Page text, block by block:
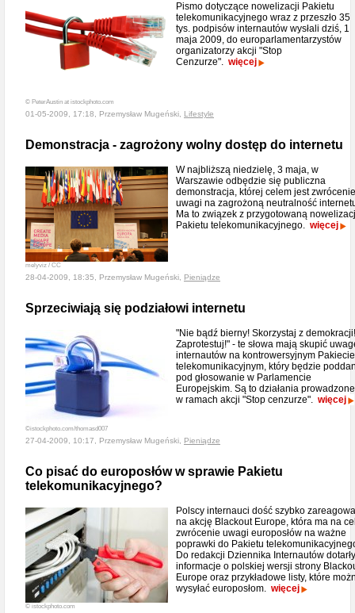
© PeterAustin at istockphoto.com
Pismo dotyczące nowelizacji Pakietu
telekomunikacyjnego wraz z przeszło 35
tys. podpisów internautów wysłali dziś, 1
maja 2009, do europarlamentarzystów
organizatorzy akcji "Stop
Cenzurze". więcej
01-05-2009, 17:18, Przemysław Mugeński, Lifestyle
Demonstracja - zagrożony wolny dostęp do internetu
melyviz / CC
W najbliższą niedzielę, 3 maja, w
Warszawie odbędzie się publiczna
demonstracja, której celem jest zwrócenie
uwagi na zagrożoną neutralność
Ma to związek z przygotowaną
Pakietu telekomunikacyjnego. więcej
28-04-2009, 18:35, Przemysław Mugeński, Pieniądze
Sprzeciwiają się podziałowi internetu
©istockphoto.com/thomasd007
"Nie bądź bierny! Skorzystaj z demokracji!
Zaprotestuj!" - te słowa mają skupić
internautów na kontrowersyjnym Pakiecie
telekomunikacyjnym, który będzie
pod głosowanie w Parlamencie
Europejskim. Są to działania prowadzone
w ramach akcji "Stop cenzurze". więcej
27-04-2009, 10:17, Przemysław Mugeński, Pieniądze
Co pisać do europosłów w sprawie Pakietu
telekomunikacyjnego?
© istockphoto.com
Polscy internauci dość szybko
na akcję Blackout Europe, która ma na
zwrócenie uwagi europosłów na ważne
poprawki do Pakietu
Do redakcji Dziennika Internautów dotarły
informacje o polskiej wersji strony
Europe oraz przykładowe listy, które
wysyłać europosłom. więcej